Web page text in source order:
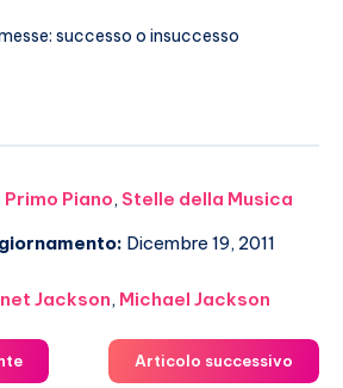
successo o insuccesso
Primo Piano, Stelle della Musica
Dicembre 19, 2011
Jackson, Michael Jackson
Articolo successivo